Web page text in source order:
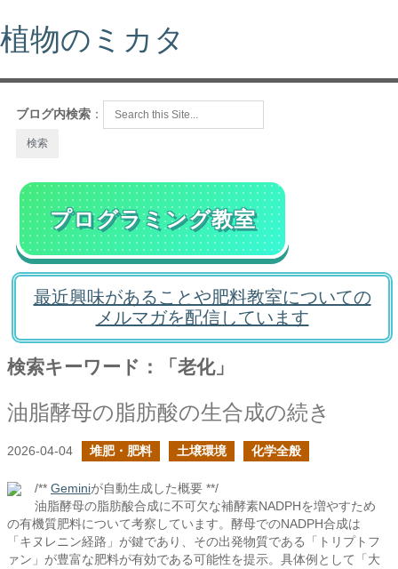
植物のミカタ
ブログ内検索 ：
プログラミング教室
最近興味があることや肥料教室についての
メルマガを配信しています
検索キーワード：「老化」
油脂酵母の脂肪酸の生合成の続き
2026-04-04 堆肥・肥料 土壌環境 化学全般
/** Geminiが自動生成した概要 **/
油脂酵母の脂肪酸合成に不可欠な補酵素NADPHを増やすため
の有機質肥料について考察しています。酵母でのNADPH合成は
「キヌレニン経路」が鍵であり、その出発物質である「トリプトフ
ァン」が豊富な肥料が有効である可能性を提示。具体例として「大